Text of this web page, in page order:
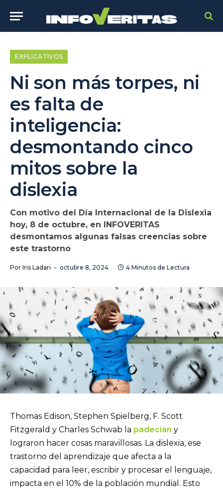
EXPLICATIVOS
Ni son más torpes, ni
es falta de
inteligencia:
desmontando cinco
mitos sobre la
dislexia
Con motivo del Día Internacional de la Dislexia
hoy, 8 de octubre, en INFOVERITAS
desmontamos algunas falsas creencias sobre
este trastorno
Por Iris Ladari octubre 8, 2024 4 Minutos de Lectura
Thomas Edison, Stephen Spielberg, F. Scott
Fitzgerald y Charles Schwab la padecían y
lograron hacer cosas maravillosas. La dislexia, ese
trastorno del aprendizaje que afecta a la
capacidad para leer, escribir y procesar el lenguaje,
impacta en el 10% de la población mundial. Esto